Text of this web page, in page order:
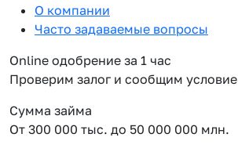
О компании
Часто задаваемые вопросы
Online одобрение за 1 час
Проверим залог и сообщим условие
Сумма займа
От 300 000 тыс. до 50 000 000 млн.